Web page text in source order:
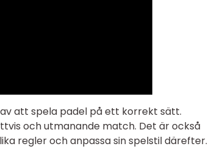
att spela padel på ett korrekt sätt.
och utmanande match. Det är också
regler och anpassa sin spelstil därefter.